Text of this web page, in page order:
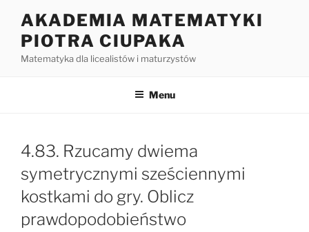
treści
AKADEMIA MATEMATYKI
PIOTRA CIUPAKA
Matematyka dla licealistów i maturzystów
Menu
4.83. Rzucamy dwiema
symetrycznymi sześciennymi
kostkami do gry. Oblicz
prawdopodobieństwo